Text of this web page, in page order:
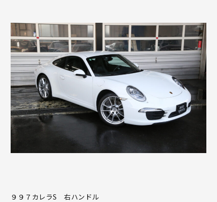
９９７カレラS 右ハンドル